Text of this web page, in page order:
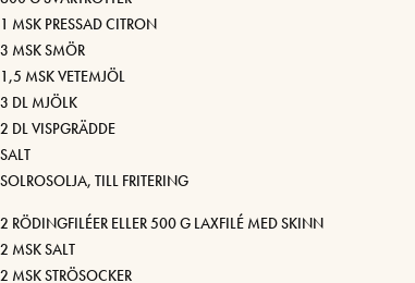
1 MSK PRESSAD CITRON
3 MSK SMÖR
1,5 MSK VETEMJÖL
3 DL MJÖLK
2 DL VISPGRÄDDE
SALT
SOLROSOLJA, TILL FRITERING
2 RÖDINGFILÉER ELLER 500 G LAXFILÉ MED SKINN
2 MSK SALT
2 MSK STRÖSOCKER